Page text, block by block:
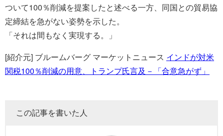
ついて100％削減を提案したと述べる一方、同国との貿易協
定締結を急がない姿勢を示した。
「それは間もなく実現する。」
[紹介元] ブルームバーグ マーケットニュース インドが対米
関税100％削減の用意、トランプ氏言及－「合意急がず」
この記事を書いた人